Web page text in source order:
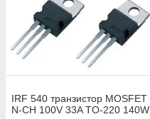
IRF 540 транзистор MOSFET
N-CH 100V 33A TO-220 140W